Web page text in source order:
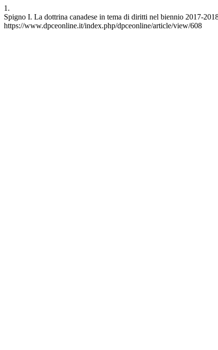
1.
Spigno I. La dottrina canadese in tema di diritti nel biennio 2017-
https://www.dpceonline.it/index.php/dpceonline/article/view/608